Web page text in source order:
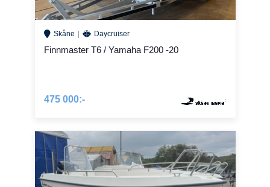
Skåne Daycruiser
Finnmaster T6 / Yamaha F200 -20
475 000:-